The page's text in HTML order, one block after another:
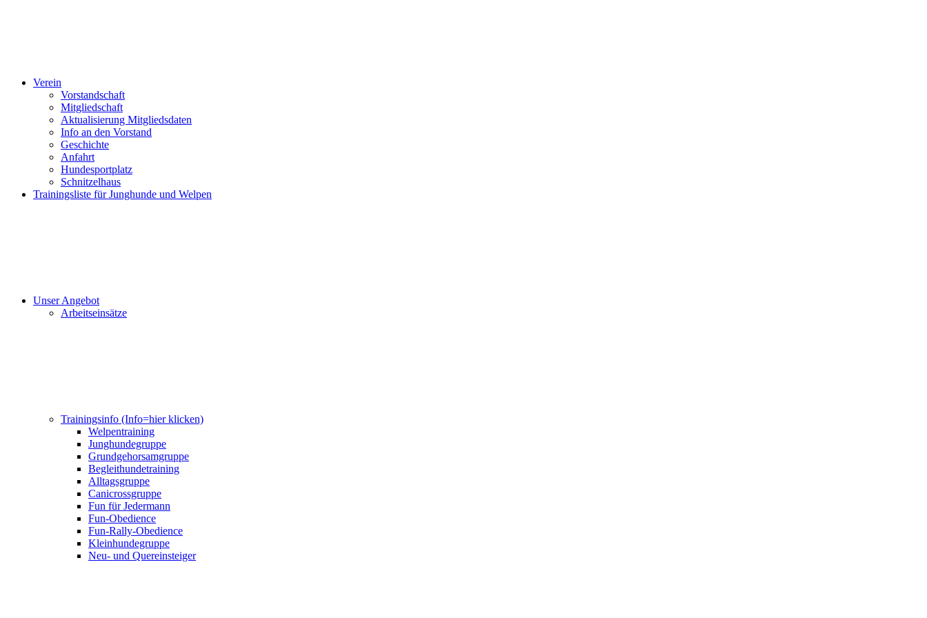
Verein
Vorstandschaft
Mitgliedschaft
Aktualisierung Mitgliedsdaten
Info an den Vorstand
Geschichte
Anfahrt
Hundesportplatz
Schnitzelhaus
Trainingsliste für Junghunde und Welpen
Unser Angebot
Arbeitseinsätze
Trainingsinfo (Info=hier klicken)
Welpentraining
Junghundegruppe
Grundgehorsamgruppe
Begleithundetraining
Alltagsgruppe
Canicrossgruppe
Fun für Jedermann
Fun-Obedience
Fun-Rally-Obedience
Kleinhundegruppe
Neu- und Quereinsteiger